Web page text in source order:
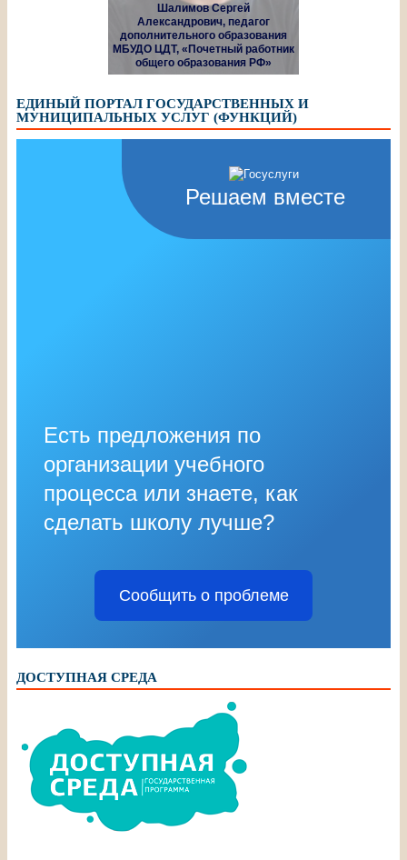
Шалимов Сергей
Александрович, педагог
дополнительного образования
МБУДО ЦДТ, «Почетный работник
общего образования РФ»
ЕДИНЫЙ ПОРТАЛ ГОСУДАРСТВЕННЫХ И
МУНИЦИПАЛЬНЫХ УСЛУГ (ФУНКЦИЙ)
Решаем вместе
Есть предложения по
организации учебного
процесса или знаете, как
сделать школу лучше?
Сообщить о проблеме
ДОСТУПНАЯ СРЕДА